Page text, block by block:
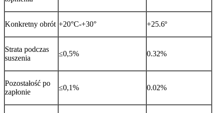
Konkretny obrót +20°C-+30° +25.6º
Strata podczas
suszenia
≤0,5% 0.32%
Pozostałość po
zapłonie
≤0,1% 0.02%